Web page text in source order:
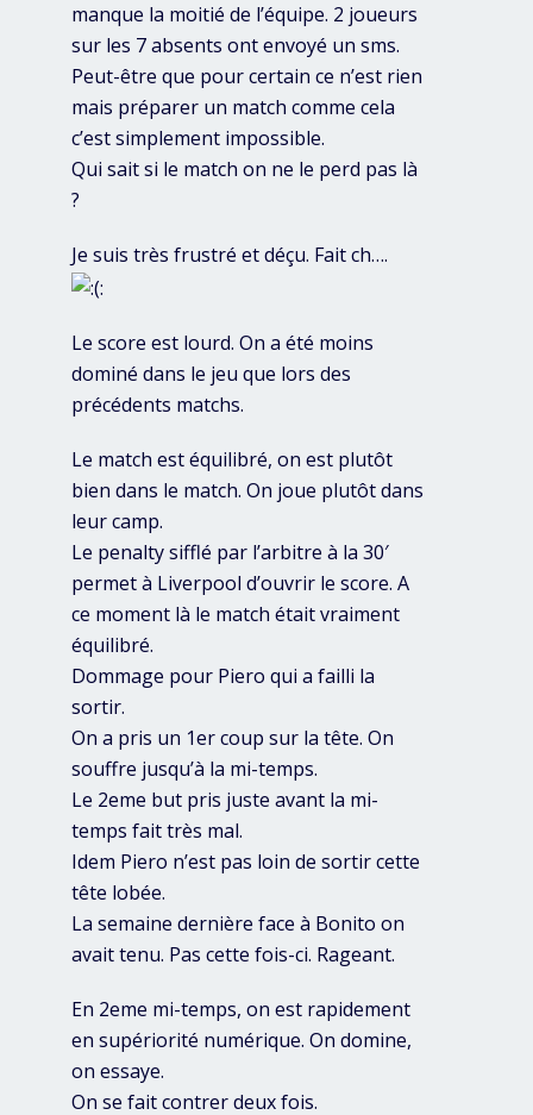
manque la moitié de l’équipe. 2 joueurs
sur les 7 absents ont envoyé un sms.
Peut-être que pour certain ce n’est rien
mais préparer un match comme cela
c’est simplement impossible.
Qui sait si le match on ne le perd pas là
?
Je suis très frustré et déçu. Fait ch….
Le score est lourd. On a été moins
dominé dans le jeu que lors des
précédents matchs.
Le match est équilibré, on est plutôt
bien dans le match. On joue plutôt dans
leur camp.
Le penalty sifflé par l’arbitre à la 30′
permet à Liverpool d’ouvrir le score. A
ce moment là le match était vraiment
équilibré.
Dommage pour Piero qui a failli la
sortir.
On a pris un 1er coup sur la tête. On
souffre jusqu’à la mi-temps.
Le 2eme but pris juste avant la mi-
temps fait très mal.
Idem Piero n’est pas loin de sortir cette
tête lobée.
La semaine dernière face à Bonito on
avait tenu. Pas cette fois-ci. Rageant.
En 2eme mi-temps, on est rapidement
en supériorité numérique. On domine,
on essaye.
On se fait contrer deux fois.